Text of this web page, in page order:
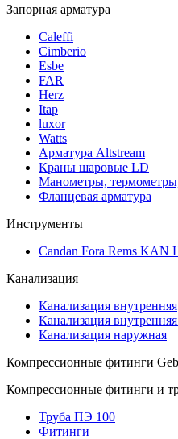
Запорная арматура
Caleffi
Cimberio
Esbe
FAR
Herz
Itap
luxor
Watts
Арматура Altstream
Краны шаровые LD
Манометры,
Фланцевая арматура
Инструменты
Candan Fora Rems KAN
Канализация
Канализация внутренняя
Канализация
Канализация наружная
Компрессионные фитинги
Компрессионные фитинги и
Труба ПЭ 100
Фитинги